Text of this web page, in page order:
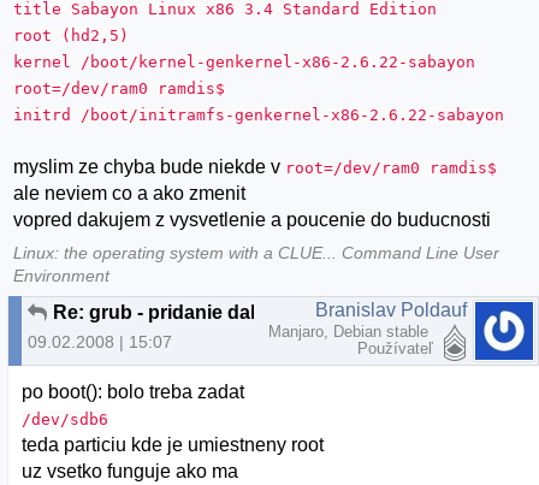
title Sabayon Linux x86 3.4 Standard Edition
root (hd2,5)
kernel /boot/kernel-genkernel-x86-2.6.22-sabayon
root=/dev/ram0 ramdis$
initrd /boot/initramfs-genkernel-x86-2.6.22-sabayon
myslim ze chyba bude niekde v root=/dev/ram0 ramdis$
ale neviem co a ako zmenit
vopred dakujem z vysvetlenie a poucenie do buducnosti
Linux: the operating system with a CLUE... Command Line User
Environment
Re: grub - pridanie dalsieho linuxu
09.02.2008 | 15:07
Branislav Poldauf
Manjaro, Debian stable
Používateľ
po boot(): bolo treba zadat
/dev/sdb6
teda particiu kde je umiestneny root
uz vsetko funguje ako ma